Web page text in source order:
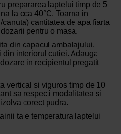
prepararea laptelui timp de 5
la cca 40°C. Toarna in
cantitatea de apa fiarta
pentru o masa.
din capacul ambalajului,
interiorul cutiei. Adauga
in recipientul pregatit
vertical si viguros timp de 10
sa respecti modalitatea si
corect pudra.
tale temperatura laptelui